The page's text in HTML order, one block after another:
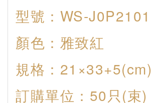
型號：WS-J0P2101
顏色：雅致紅
規格：21×33+5(cm)
訂購單位：50只(束)